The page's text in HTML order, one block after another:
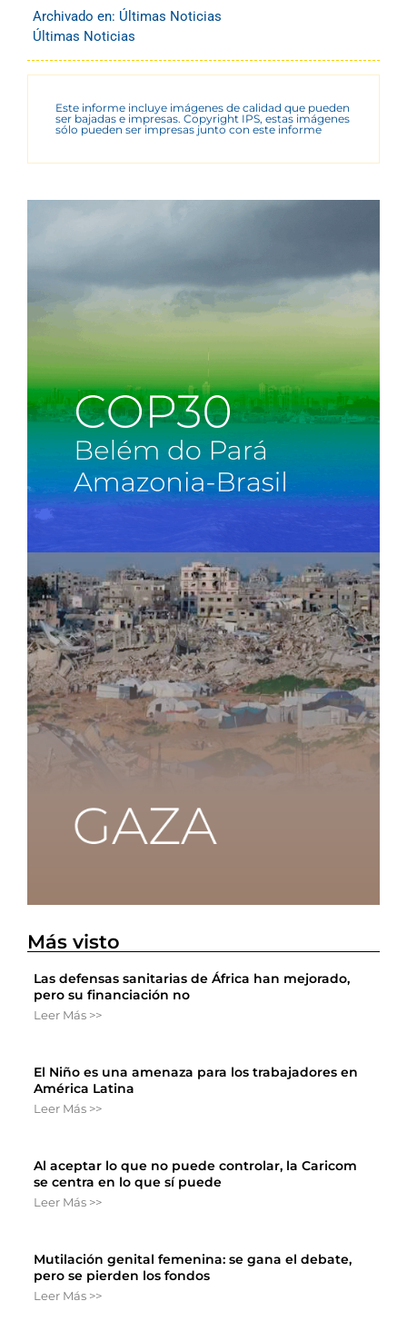
Archivado en: Últimas Noticias
Últimas Noticias
Este informe incluye imágenes de calidad que pueden
ser bajadas e impresas. Copyright IPS, estas imágenes
sólo pueden ser impresas junto con este informe
Más visto
Las defensas sanitarias de África han mejorado,
pero su financiación no
Leer Más >>
El Niño es una amenaza para los trabajadores en
América Latina
Leer Más >>
Al aceptar lo que no puede controlar, la Caricom
se centra en lo que sí puede
Leer Más >>
Mutilación genital femenina: se gana el debate,
pero se pierden los fondos
Leer Más >>